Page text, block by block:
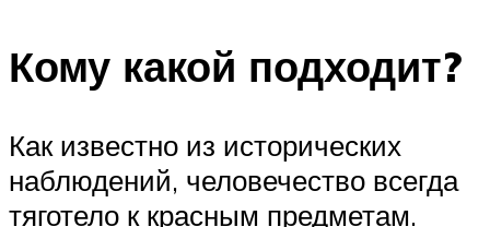
Кому какой подходит?
Как известно из исторических
наблюдений, человечество всегда
тяготело к красным предметам.